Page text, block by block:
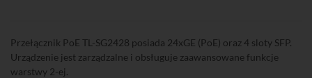
Przełącznik PoE TL-SG2428 posiada 24xGE (PoE) oraz 4 sloty SFP.
Urządzenie jest zarządzalne i obsługuje zaawansowane funkcje
warstwy 2-ej.